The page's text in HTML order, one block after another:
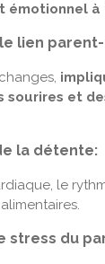
émotionnel
lien
sourires et
la détente:
le
stress du